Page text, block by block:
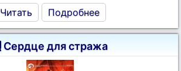
Читать Подробнее
Сердце для стража